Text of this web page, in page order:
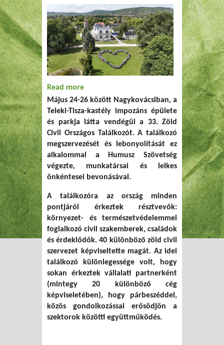
Read more about Közel 400 résztvevővel zajlott idén
a Zöld Országos Találkozó
Május 24-26 között Nagykovácsiban, a
Teleki-Tisza-kastély impozáns épülete
és parkja látta vendégül a 33. Zöld
Civil Országos Találkozót. A találkozó
megszervezését és lebonyolítását ez
alkalommal a Humusz Szövetség
végezte, munkatársai és lelkes
önkéntesei bevonásával.
A találkozóra az ország minden
pontjáról érkeztek résztvevők:
környezet- és természetvédelemmel
foglalkozó civil szakemberek, családok
és érdeklődők. 40 különböző zöld civil
szervezet képviseltette magát. Az idei
találkozó különlegessége volt, hogy
sokan érkeztek vállalati partnerként
(mintegy 20 különböző cég
képviseletében), hogy párbeszéddel,
közös gondolkozással erősödjön a
szektorok közötti együttműködés.